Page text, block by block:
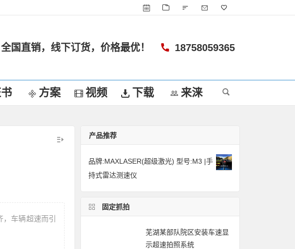
18758059365
全国直销，线下订货，价格最优！
方案 视频 下载 来涞
车辆超速而引
产品推荐
品牌:MAXLASER(超级激光) 型号:M3 |手
持式雷达测速仪
固定抓拍
芜湖某部队院区安装车速显
示超速拍照系统